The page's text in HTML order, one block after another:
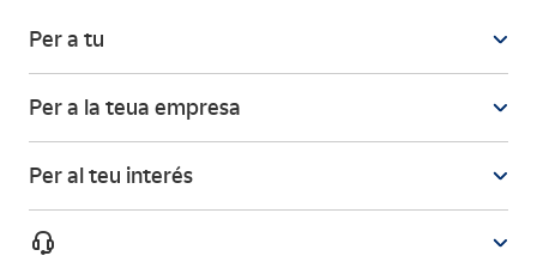
Per a tu
Per a la teua empresa
Per al teu interés